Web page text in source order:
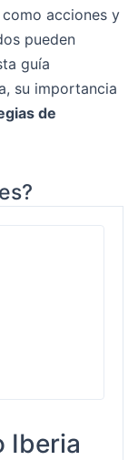
acciones y
pueden
guía
su importancia
de
Iberia